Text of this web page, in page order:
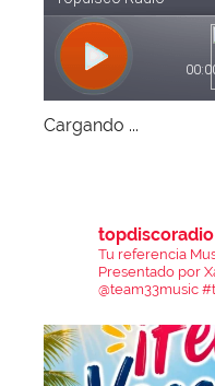
Cargando ...
topdiscoradio
Tu referencia
Presentado por
@team33music